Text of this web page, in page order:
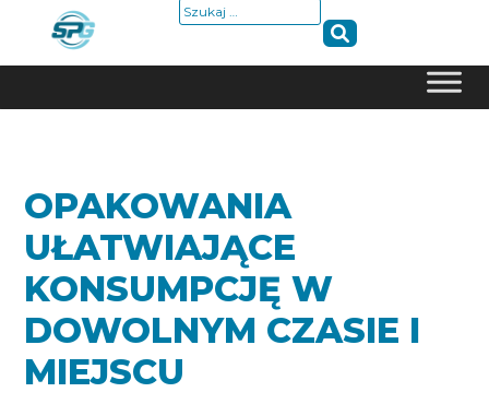
Szukaj:
OPAKOWANIA
UŁATWIAJĄCE
KONSUMPCJĘ W
DOWOLNYM CZASIE I
MIEJSCU